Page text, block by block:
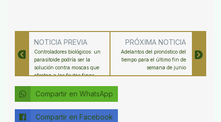
NOTICIA PREVIA
Controladores biológicos: un
parasitoide podría ser la
solución contra moscas que
afectan a las frutas finas
PRÓXIMA NOTICIA
Adelantos del pronóstico del
tiempo para el último fin de
semana de junio
Compartir en WhatsApp
Compartir en Facebook